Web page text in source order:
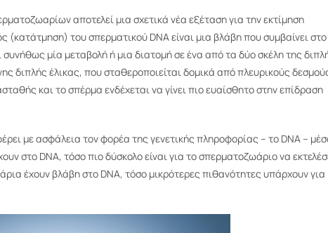
αποτελεί μια σχετικά νέα εξέταση για την εκτίμηση
(κατάτμηση) του σπερματικού DNA είναι μια βλάβη που συμβαίνει στο
συνήθως μία μεταβολή ή μια διατομή σε ένα από τα δύο σκέλη της
διπλής έλικας, που σταθεροποιείται δομικά από πλευρικούς
και το σπέρμα ενδέχεται να γίνει πιο ευαίσθητο στην επίδραση
με ασφάλεια τον φορέα της γενετικής πληροφορίας – το DNA –
στο DNA, τόσο πιο δύσκολο είναι για το σπερματοζωάριο να
έχουν βλάβη στο DNA, τόσο μικρότερες πιθανότητες υπάρχουν για